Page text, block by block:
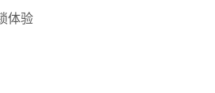
体验